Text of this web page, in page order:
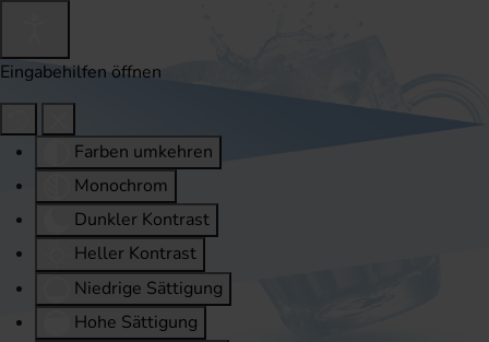
Eingabehilfen öffnen
Farben umkehren
Monochrom
Dunkler Kontrast
Heller Kontrast
Niedrige Sättigung
Hohe Sättigung